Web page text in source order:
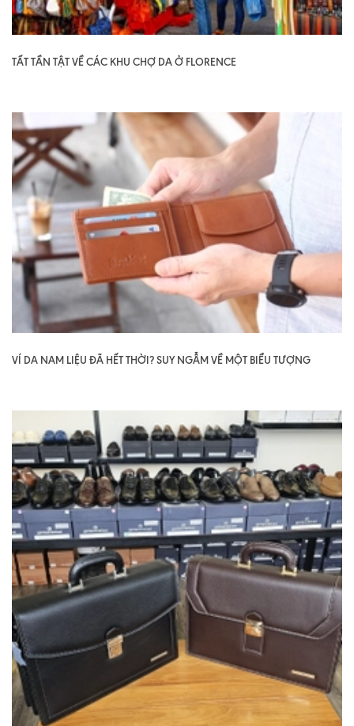
TẤT TẦN TẬT VỀ CÁC KHU CHỢ DA Ở FLORENCE
VÍ DA NAM LIỆU ĐÃ HẾT THỜI? SUY NGẪM VỀ MỘT BIỂU TƯỢNG